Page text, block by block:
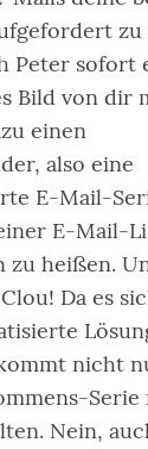
zu
Peter sofort
Bild von dir
einen
also eine
E-Mail-
E-Mail-
zu heißen.
Da es
nicht
Serie
Nein,